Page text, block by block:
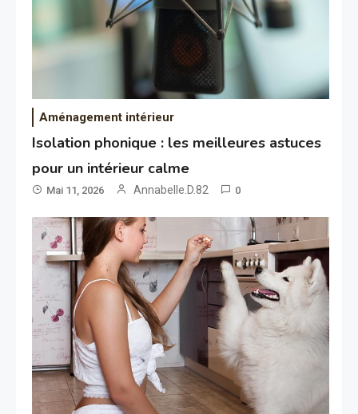
Aménagement intérieur
Isolation phonique : les meilleures astuces
pour un intérieur calme
Mai 11, 2026 Annabelle.D.82 0